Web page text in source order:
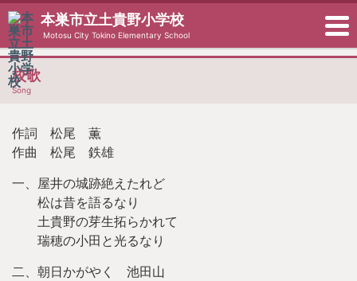
本巣市立土貴野小学校
Motosu City Tokino Elementary School
校歌
Song
作詞 松尾 薫
作曲 松尾 鉄雄
一、屋井の城跡絶えたれど
松は昔を語るなり
土貴野の芽生拓らかれて
瑞穂の小田と光るなり
二、朝日かがやく 池田山